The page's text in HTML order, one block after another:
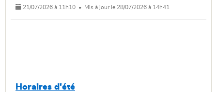
21/07/2026 à 11h10 • Mis à jour le 28/07/2026 à 14h41
Horaires d'été